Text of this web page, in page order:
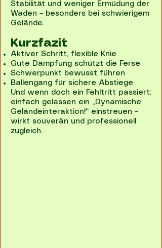
Stabilität und weniger Ermüdung der
Waden – besonders bei schwierigem
Gelände.
Kurzfazit
Aktiver Schritt, flexible Knie
Gute Dämpfung schützt die Ferse
Schwerpunkt bewusst führen
Ballengang für sichere Abstiege
Und wenn doch ein Fehltritt passiert:
einfach gelassen ein „Dynamische
Geländeinteraktion!“ einstreuen –
wirkt souverän und professionell
zugleich.